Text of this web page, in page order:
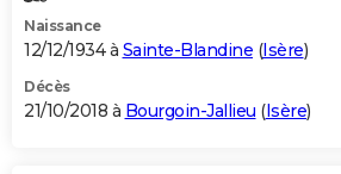
Naissance
12/12/1934 à Sainte-Blandine (Isère)
Décès
21/10/2018 à Bourgoin-Jallieu (Isère)